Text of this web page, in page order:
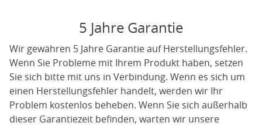
5 Jahre Garantie
Wir gewähren 5 Jahre Garantie auf Herstellungsfehler.
Wenn Sie Probleme mit Ihrem Produkt haben, setzen
Sie sich bitte mit uns in Verbindung. Wenn es sich um
einen Herstellungsfehler handelt, werden wir Ihr
Problem kostenlos beheben. Wenn Sie sich außerhalb
dieser Garantiezeit befinden, warten wir unsere